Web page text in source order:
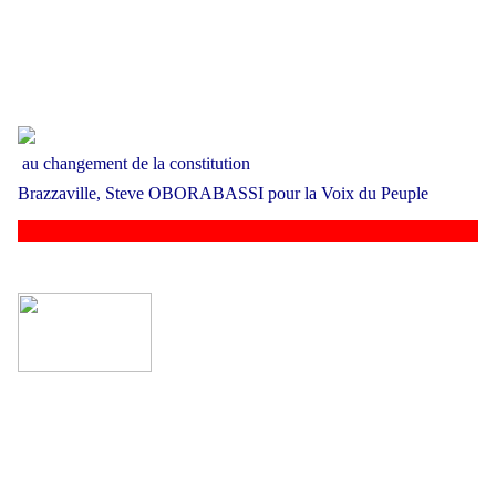
au changement de la constitution
Brazzaville, Steve OBORABASSI pour la Voix du Peuple